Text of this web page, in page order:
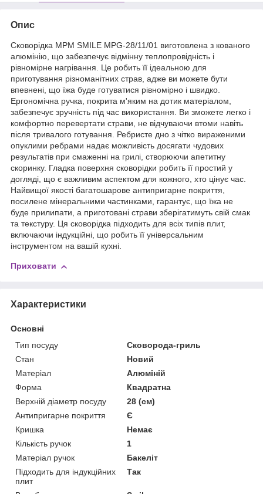
Опис
Сковорідка MPM SMILE MPG-28/11/01 виготовлена з кованого
алюмінію, що забезпечує відмінну теплопровідність і
рівномірне нагрівання. Це робить її ідеальною для
приготування різноманітних страв, адже ви можете бути
впевнені, що їжа буде готуватися рівномірно і швидко.
Ергономічна ручка, покрита м'яким на дотик матеріалом,
забезпечує зручність під час використання. Ви зможете легко і
комфортно перевертати страви, не відчуваючи втоми навіть
після тривалого готування. Ребристе дно з чітко вираженими
опуклими ребрами надає можливість досягати чудових
результатів при смаженні на грилі, створюючи апетитну
скоринку. Гладка поверхня сковорідки робить її простий у
догляді, що є важливим аспектом для кожного, хто цінує час.
Найвищої якості багатошарове антипригарне покриття,
посилене мінеральними частинками, гарантує, що їжа не
буде прилипати, а приготовані страви зберігатимуть свій смак
та текстуру. Ця сковорідка підходить для всіх типів плит,
включаючи індукційні, що робить її універсальним
інструментом на вашій кухні.
Приховати
Характеристики
Основні
Тип посуду
Сковорода-гриль
Стан
Новий
Матеріал
Алюміній
Форма
Квадратна
Верхній діаметр посуду
28 (см)
Антипригарне покриття
Є
Кришка
Немає
Кількість ручок
1
Матеріал ручок
Бакеліт
Підходить для індукційних
плит
Так